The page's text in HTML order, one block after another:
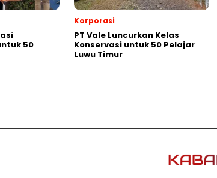
50
Korporasi
PT Vale Luncurkan Kelas
Konservasi untuk 50 Pelajar
Luwu Timur